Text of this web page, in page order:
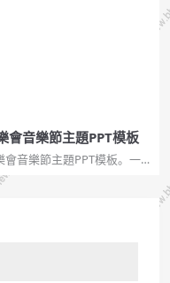
會音樂節主題PPT模板
會音樂節主題PPT模板。一
樂主題幻燈片模板，以音樂
為裝飾元素，適合音樂會音
相關主題。...